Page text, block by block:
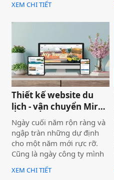
khai trọn vẹn cả về giao
XEM CHI TIẾT
Thiết kế website du
lịch - vận chuyển Mira
tour Mũi Né
Ngày cuối năm rộn ràng và
ngập tràn những dự định
cho một năm mới rực rỡ.
Cũng là ngày công ty mình
bàn giao dự án thiết kế
website Mira Tour Mũi Né –
XEM CHI TIẾT